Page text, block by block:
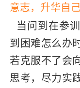
意志，升华自己
当问到在参
到困难怎么办
若克服不了会
思考，尽力实